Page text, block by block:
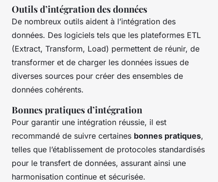
Outils d’intégration des données
De nombreux outils aident à l’intégration des
données. Des logiciels tels que les plateformes ETL
(Extract, Transform, Load) permettent de réunir, de
transformer et de charger les données issues de
diverses sources pour créer des ensembles de
données cohérents.
Bonnes pratiques d’intégration
Pour garantir une intégration réussie, il est
recommandé de suivre certaines bonnes pratiques,
telles que l’établissement de protocoles standardisés
pour le transfert de données, assurant ainsi une
harmonisation continue et sécurisée.